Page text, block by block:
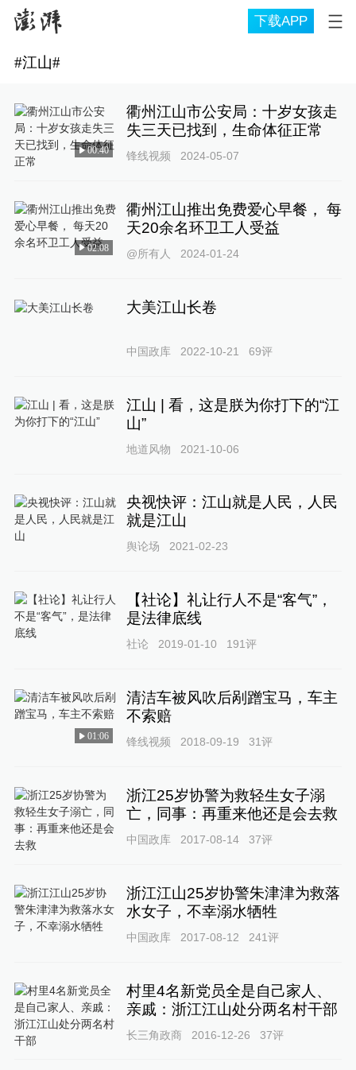
下载APP
#江山#
00:40
衢州江山市公安局：十岁女孩走
失三天已找到，生命体征正常
锋线视频 2024-05-07
02:08
衢州江山推出免费爱心早餐， 每
天20余名环卫工人受益
@所有人 2024-01-24
大美江山长卷
中国政库 2022-10-21 69评
江山 | 看，这是朕为你打下的“江
山”
地道风物 2021-10-06
央视快评：江山就是人民，人民
就是江山
舆论场 2021-02-23
【社论】礼让行人不是“客气”，
是法律底线
社论 2019-01-10 191评
01:06
清洁车被风吹后剐蹭宝马，车主
不索赔
锋线视频 2018-09-19 31评
浙江25岁协警为救轻生女子溺
亡，同事：再重来他还是会去救
中国政库 2017-08-14 37评
浙江江山25岁协警朱津津为救落
水女子，不幸溺水牺牲
中国政库 2017-08-12 241评
村里4名新党员全是自己家人、
亲戚：浙江江山处分两名村干部
长三角政商 2016-12-26 37评